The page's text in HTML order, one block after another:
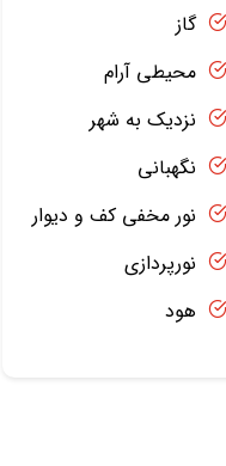
گاز
محیطی آرام
نزدیک به شهر
نگهبانی
نور مخفی کف و دیوار
نورپردازی
هود